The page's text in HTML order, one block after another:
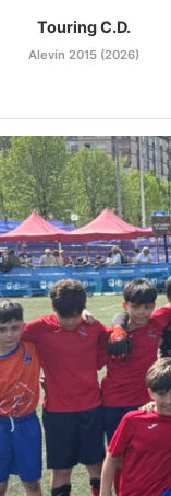
Touring C.D.
Alevín 2015 (2026)